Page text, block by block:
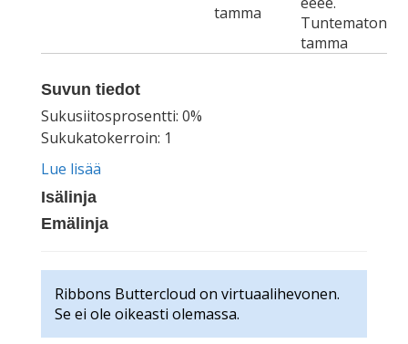
tamma
Tuntematon
tamma
Suvun tiedot
Sukusiitosprosentti: 0%
Sukukatokerroin: 1
Lue lisää
Isälinja
Emälinja
Ribbons Buttercloud on virtuaalihevonen.
Se ei ole oikeasti olemassa.